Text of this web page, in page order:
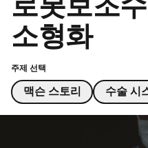
로봇보조
소형화
주제 선택
맥슨 스토리 수술 시